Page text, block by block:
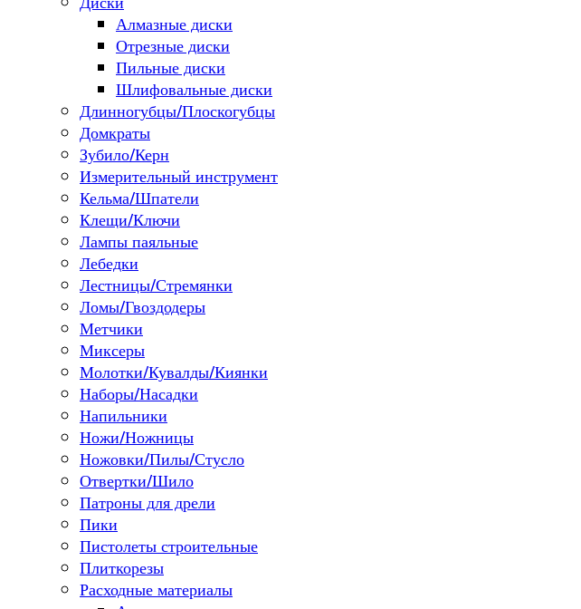
Алмазные диски
Отрезные диски
Пильные диски
Шлифовальные диски
Длинногубцы/Плоскогубцы
Домкраты
Зубило/Керн
Измерительный инструмент
Кельма/Шпатели
Клещи/Ключи
Лампы паяльные
Лебедки
Лестницы/Стремянки
Ломы/Гвоздодеры
Метчики
Миксеры
Молотки/Кувалды/Киянки
Наборы/Насадки
Напильники
Ножи/Ножницы
Ножовки/Пилы/Стусло
Отвертки/Шило
Патроны для дрели
Пики
Пистолеты строительные
Плиткорезы
Расходные материалы